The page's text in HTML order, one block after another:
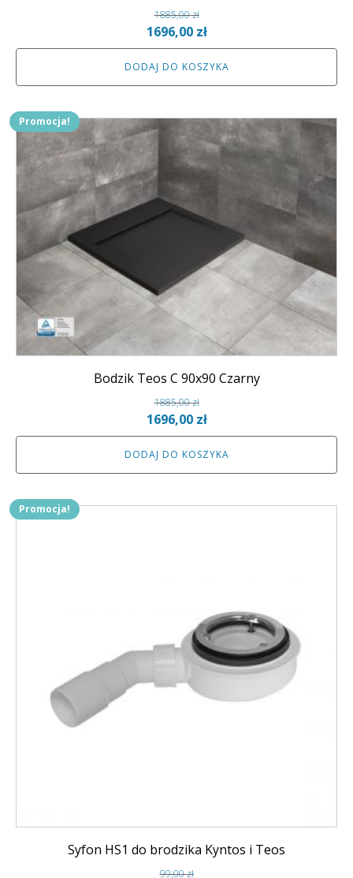
1885,00zł
Pierwotna
cena
wynosiła:
1885,00 zł.
1696,00 złAktualna
cena
wynosi:
1696,00 zł.
DODAJ DO KOSZYKA
Promocja!
Bodzik Teos C 90x90 Czarny
1885,00zł
Pierwotna
cena
wynosiła:
1885,00 zł.
1696,00 złAktualna
cena
wynosi:
1696,00 zł.
DODAJ DO KOSZYKA
Promocja!
Syfon HS1 do brodzika Kyntos i Teos
99,00zł